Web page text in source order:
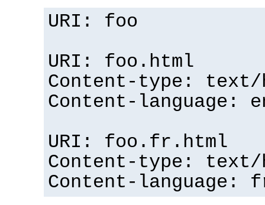
URI: foo
URI: foo.html
Content-type: text/
Content-language:
URI: foo.fr.html
Content-type: text/
Content-language: